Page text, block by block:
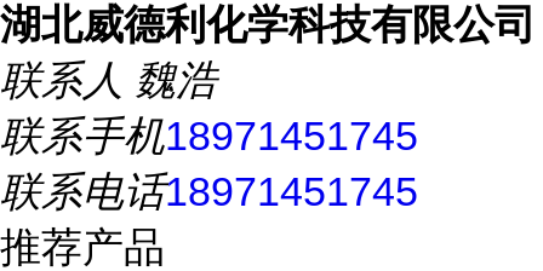
湖北威德利化学科技有限公司
联系人 魏浩
联系手机18971451745
联系电话18971451745
推荐产品